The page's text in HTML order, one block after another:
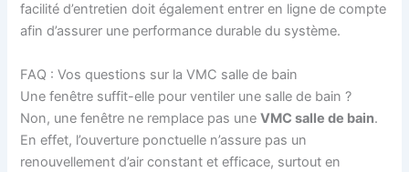
facilité d’entretien doit également entrer en ligne de compte
afin d’assurer une performance durable du système.
FAQ : Vos questions sur la VMC salle de bain
Une fenêtre suffit-elle pour ventiler une salle de bain ?
Non, une fenêtre ne remplace pas uneVMC salle de bain.
En effet, l’ouverture ponctuelle n’assure pas un
renouvellement d’air constant et efficace, surtout en